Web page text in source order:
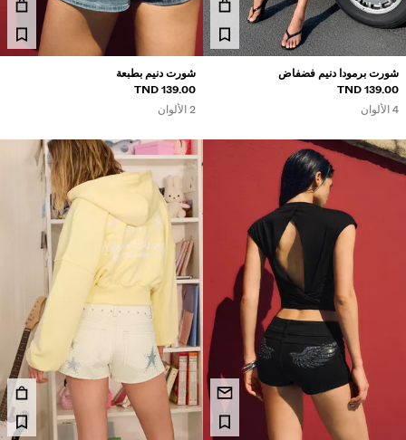
شورت برمودا دنيم فضفاض
139.00 TND
4 الألوان
شورت دنيم بطبعة
139.00 TND
2 الألوان